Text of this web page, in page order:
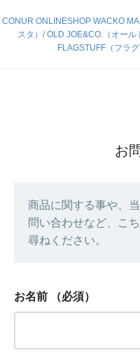
CONUR ONLINESHOP WACKO
スタ）/ OLD JOE&CO.（オー
FLAGSTUFF（フラ
お
商品に関する事や、
問い合わせなど、こ
尋ねください。
お名前 （必須）